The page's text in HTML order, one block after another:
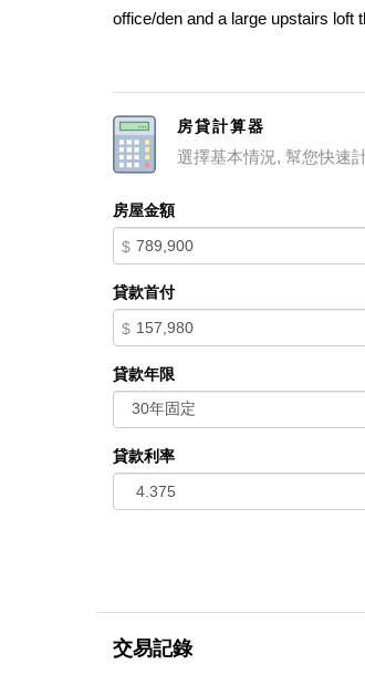
office/den and a large upstairs loft
painted interiors, a newer roof
entertaining and everyday living.
living. Upstairs, the spacious
additional bedrooms, the bonus
ample storage. This beautifully
most desirable neighborhoods.
房貸計算器
選擇基本情況, 幫您快速
房屋金額
$
貸款首付
$
貸款年限
貸款利率
交易記錄